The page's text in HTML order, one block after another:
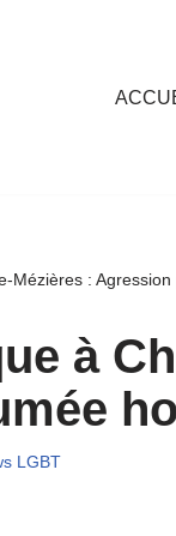
Mézières :
à
LGBT